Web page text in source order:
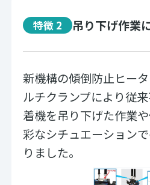
特徴 2 吊り下げ作業
新機構の傾倒防止ヒー
ルチクランプにより従
着機を吊り下げた作業
彩なシチュエーション
りました。